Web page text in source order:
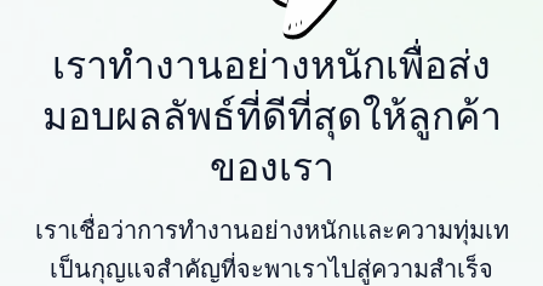
เราทำงานอย่างหนักเพื่อส่ง
มอบผลลัพธ์ที่ดีที่สุดให้ลูกค้า
ของเรา
เราเชื่อว่าการทำงานอย่างหนักและความทุ่มเท
เป็นกุญแจสำคัญที่จะพาเราไปสู่ความสำเร็จ